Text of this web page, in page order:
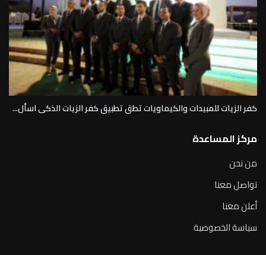
كفر الزيات للمبيدات والكيماويات تطق تطبيق كفر الزيات الذكى اسأل...
مركز المساعدة
من نحن
تواصل معنا
أعلن معنا
سياسة الخصوصية